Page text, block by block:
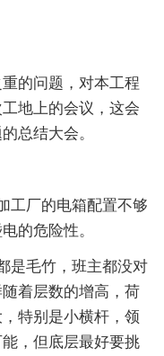
的问题，对本工程
地上的会议，这会
总结大会。
工厂的电箱配置不够
的危险性。
是毛竹，班主都没对
着层数的增高，荷
特别是小横杆，领
，但底层最好要挑